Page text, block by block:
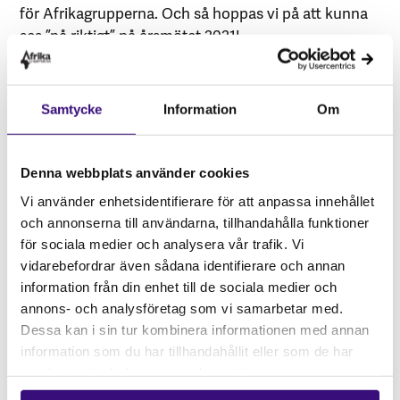
Samtycke Information Om
Denna webbplats använder cookies
Vi använder enhetsidentifierare för att anpassa innehållet
och annonserna till användarna, tillhandahålla funktioner
för sociala medier och analysera vår trafik. Vi
vidarebefordrar även sådana identifierare och annan
information från din enhet till de sociala medier och
annons- och analysföretag som vi samarbetar med.
Dessa kan i sin tur kombinera informationen med annan
information som du har tillhandahållit eller som de har
för Afrikagrupperna. Och så hoppas vi på att kunna
ses ”på riktigt” på årsmötet 2021!
Bild: Presentation av Ådalens Afrikagrupp